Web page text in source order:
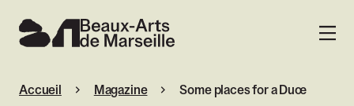
Beaux-Arts de Marseille
MENU
Accueil Magazine Some places for a Duœ